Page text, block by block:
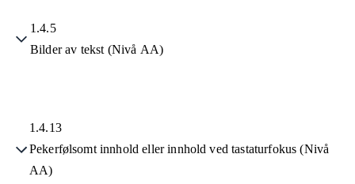
1.4.5
Bilder av tekst (Nivå AA)
1.4.13
Pekerfølsomt innhold eller innhold ved tastaturfokus (Nivå
AA)